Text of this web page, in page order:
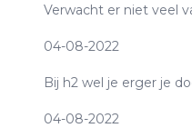
Verwacht er niet veel
04-08-2022
Bij h2 wel je erger je
04-08-2022